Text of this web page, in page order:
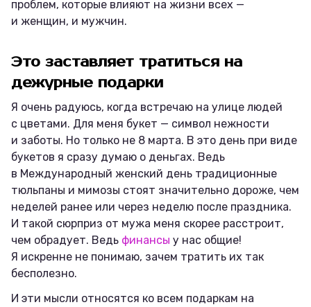
проблем, которые влияют на жизни всех —
и женщин, и мужчин.
Это заставляет тратиться на
дежурные подарки
Я очень радуюсь, когда встречаю на улице людей
с цветами. Для меня букет — символ нежности
и заботы. Но только не 8 марта. В это день при виде
букетов я сразу думаю о деньгах. Ведь
в Международный женский день традиционные
тюльпаны и мимозы стоят значительно дороже, чем
неделей ранее или через неделю после праздника.
И такой сюрприз от мужа меня скорее расстроит,
чем обрадует. Ведь финансы у нас общие!
Я искренне не понимаю, зачем тратить их так
бесполезно.
И эти мысли относятся ко всем подаркам на